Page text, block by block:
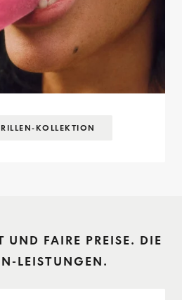
KOLLEKTION
UND FAIRE PREISE. DIE
LEISTUNGEN.